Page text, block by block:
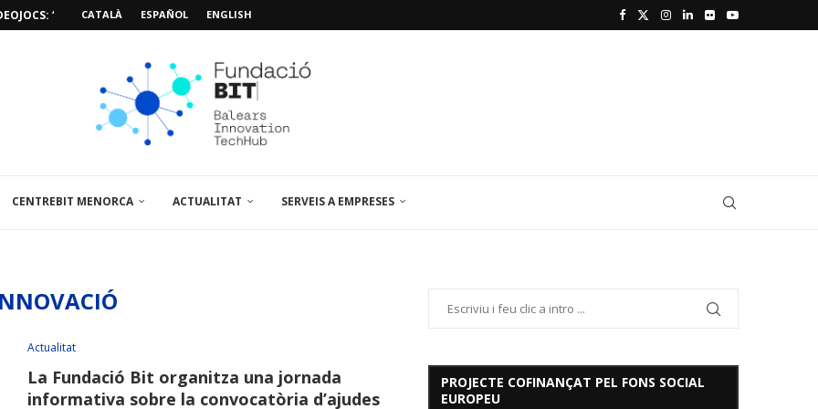
“MISSIÓ POSIDÒNIA PRO”
CATALÀ ESPAÑOL ENGLISH
CENTREBIT MENORCA ACTUALITAT SERVEIS A EMPRESES
Actualitat
La Fundació Bit organitza una jornada
informativa sobre la convocatòria d’ajudes
PROJECTE COFINANÇAT PEL FONS SOCIAL
EUROPEU